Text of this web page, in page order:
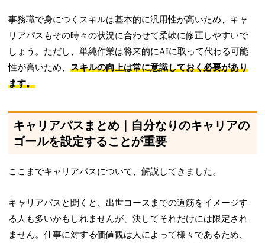
事務職で身につくスキルは基本的に汎用性が高いため、キャ
リアパスもその時々の状況に合わせて柔軟に修正しやすいで
しょう。ただし、単純作業は将来的にAIに取って代わる可能
性が高いため、スキルの向上は常に意識しておく必要があり
ます。
キャリアパスまとめ｜自分なりのキャリアの
ゴールを設定することが重要
ここまでキャリアパスについて、解説してきました。
キャリアパスと聞くと、出世コースまでの道筋をイメージす
る人も多いかもしれませんが、決してそれだけには限定され
ません。仕事に対する価値観は人によって様々であるため、